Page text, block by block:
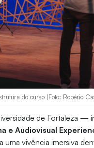
do curso (Foto: Robério
de Fortaleza —
e Audiovisual
uma vivência imersiva